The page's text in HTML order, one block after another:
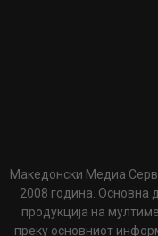
Македонски Медиа
2008 година. Основна
продукција на
преку основниот